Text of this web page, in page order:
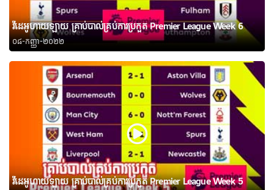
វីដេអូហាយឡាយ គ្រាប់បាល់គ្រប់ការប្រកួត Premier League Week 6
០៨-កញ្ញា-២០២២
វីដេអូហាយឡាយ គ្រាប់បាល់គ្រប់ការប្រកួត Premier League Week 5